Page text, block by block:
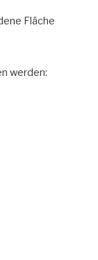
Fläche
werden: